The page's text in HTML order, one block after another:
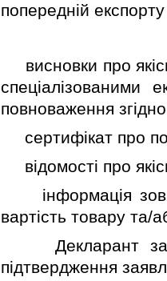
попереднiй
висновки про
спецiалiзованими
повноваження
сертифiкат про
вiдомостi про
iнформацiя
вартiсть товару та/
Декларант за
пiдтвердження